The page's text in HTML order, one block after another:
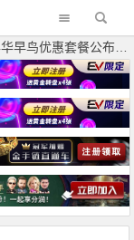
餐公布，数量有限报名从速